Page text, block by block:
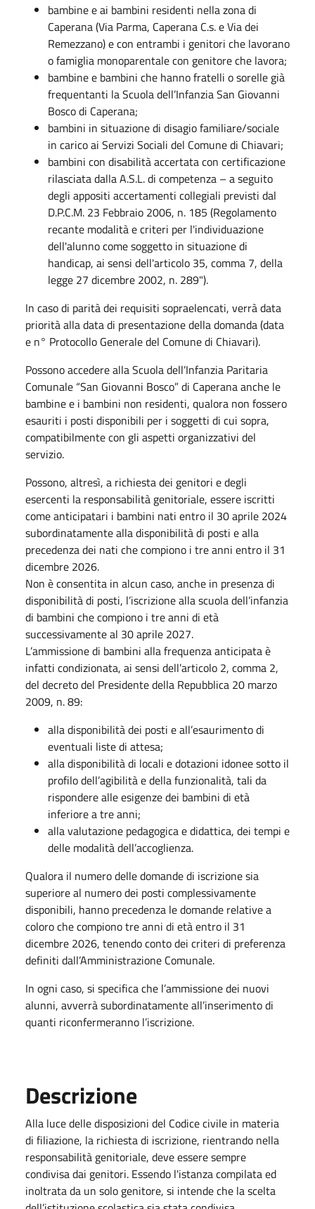
bambine e ai bambini residenti nella zona di
Caperana (Via Parma, Caperana C.s. e Via dei
Remezzano) e con entrambi i genitori che lavorano
o famiglia monoparentale con genitore che lavora;
bambine e bambini che hanno fratelli o sorelle già
frequentanti la Scuola dell’Infanzia San Giovanni
Bosco di Caperana;
bambini in situazione di disagio familiare/sociale
in carico ai Servizi Sociali del Comune di Chiavari;
bambini con disabilità accertata con certificazione
rilasciata dalla A.S.L. di competenza – a seguito
degli appositi accertamenti collegiali previsti dal
D.P.C.M. 23 Febbraio 2006, n. 185 (Regolamento
recante modalità e criteri per l'individuazione
dell'alunno come soggetto in situazione di
handicap, ai sensi dell'articolo 35, comma 7, della
legge 27 dicembre 2002, n. 289").
In caso di parità dei requisiti sopraelencati, verrà data
priorità alla data di presentazione della domanda (data
e n° Protocollo Generale del Comune di Chiavari).
Possono accedere alla Scuola dell’Infanzia Paritaria
Comunale “San Giovanni Bosco” di Caperana anche le
bambine e i bambini non residenti, qualora non fossero
esauriti i posti disponibili per i soggetti di cui sopra,
compatibilmente con gli aspetti organizzativi del
servizio.
Possono, altresì, a richiesta dei genitori e degli
esercenti la responsabilità genitoriale, essere iscritti
come anticipatari i bambini nati entro il 30 aprile 2024
subordinatamente alla disponibilità di posti e alla
precedenza dei nati che compiono i tre anni entro il 31
dicembre 2026.
Non è consentita in alcun caso, anche in presenza di
disponibilità di posti, l’iscrizione alla scuola dell’infanzia
di bambini che compiono i tre anni di età
successivamente al 30 aprile 2027.
L’ammissione di bambini alla frequenza anticipata è
infatti condizionata, ai sensi dell’articolo 2, comma 2,
del decreto del Presidente della Repubblica 20 marzo
2009, n. 89:
alla disponibilità dei posti e all’esaurimento di
eventuali liste di attesa;
alla disponibilità di locali e dotazioni idonee sotto il
profilo dell’agibilità e della funzionalità, tali da
rispondere alle esigenze dei bambini di età
inferiore a tre anni;
alla valutazione pedagogica e didattica, dei tempi e
delle modalità dell’accoglienza.
Qualora il numero delle domande di iscrizione sia
superiore al numero dei posti complessivamente
disponibili, hanno precedenza le domande relative a
coloro che compiono tre anni di età entro il 31
dicembre 2026, tenendo conto dei criteri di preferenza
definiti dall’Amministrazione Comunale.
In ogni caso, si specifica che l’ammissione dei nuovi
alunni, avverrà subordinatamente all’inserimento di
quanti riconfermeranno l’iscrizione.
Descrizione
Alla luce delle disposizioni del Codice civile in materia
di filiazione, la richiesta di iscrizione, rientrando nella
responsabilità genitoriale, deve essere sempre
condivisa dai genitori. Essendo l'istanza compilata ed
inoltrata da un solo genitore, si intende che la scelta